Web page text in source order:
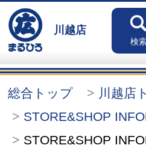
川越店
検
総合トップ
川越店
STORE&SHOP
STORE&SHOP